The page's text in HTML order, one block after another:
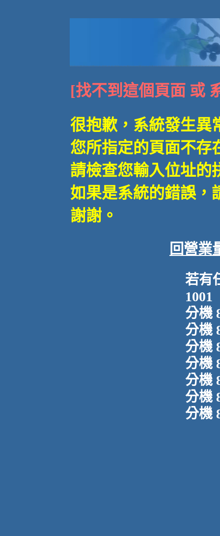
[找不到這個頁面 或
很抱歉，系統發生異
您所指定的頁面不存
請檢查您輸入位址的
如果是系統的錯誤，
謝謝。
回營業
若有
1001
分機
分機
分機
分機
分機
分機
分機